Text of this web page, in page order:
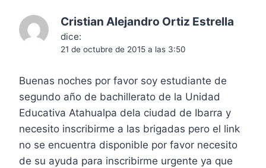
Cristian Alejandro Ortiz Estrella
dice:
21 de octubre de 2015 a las 3:50
Buenas noches por favor soy estudiante de
segundo año de bachillerato de la Unidad
Educativa Atahualpa dela ciudad de Ibarra y
necesito inscribirme a las brigadas pero el link
no se encuentra disponible por favor necesito
de su ayuda para inscribirme urgente ya que